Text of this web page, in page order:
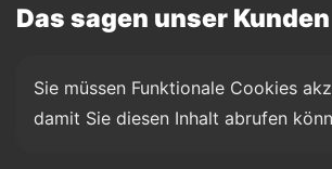
Das sagen unser Kunden
Sie müssen Funktionale Cookies
damit Sie diesen Inhalt abrufen